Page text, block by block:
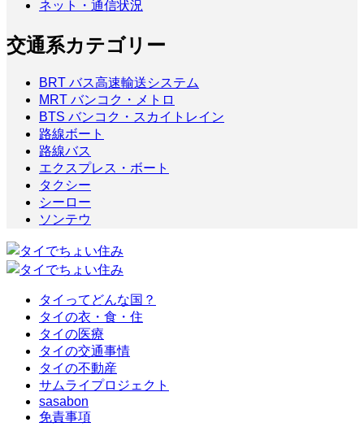
ネット・通信状況
交通系カテゴリー
BRT バス高速輸送システム
MRT バンコク・メトロ
BTS バンコク・スカイトレイン
路線ボート
路線バス
エクスプレス・ボート
タクシー
シーロー
ソンテウ
タイってどんな国？
タイの衣・食・住
タイの医療
タイの交通事情
タイの不動産
サムライプロジェクト
sasabon
免責事項